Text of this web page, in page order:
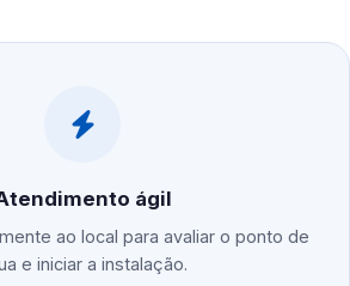
ágil
ao local para avaliar o ponto de
e iniciar a instalação.